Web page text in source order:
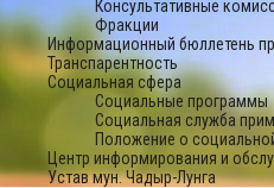
Консультативные
Фракции
Информационный бюллетень
Транспарентность
Социальная сфера
Социальные программы
Социальная служба
Положение о
Центр информирования и
Устав мун. Чадыр-Лунга